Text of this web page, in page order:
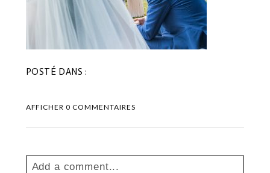
POSTÉ DANS :
AFFICHER0 COMMENTAIRES
Add a comment...